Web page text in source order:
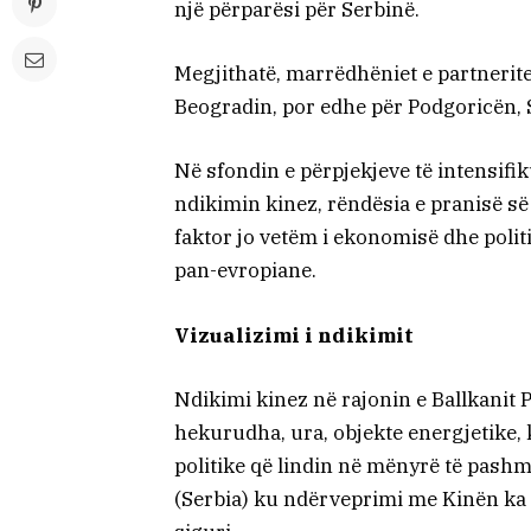
një përparësi për Serbinë.
Megjithatë, marrëdhëniet e
Beogradin, por edhe për
Në sfondin e përpjekjeve të
ndikimin kinez, rëndësia e pranisë
faktor jo vetëm i ekonomisë dhe
pan-evropiane.
Vizualizimi i ndikimit
Ndikimi kinez në rajonin e Ballkanit
hekurudha, ura, objekte
politike që lindin në mënyrë të
(Serbia) ku ndërveprimi me Kinën